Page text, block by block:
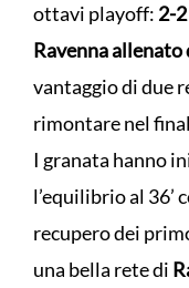
ottavi playoff: 2-
Ravenna
vantaggio di due
rimontare nel
I granata hanno
l’equilibrio al 36’
recupero dei
una bella rete di